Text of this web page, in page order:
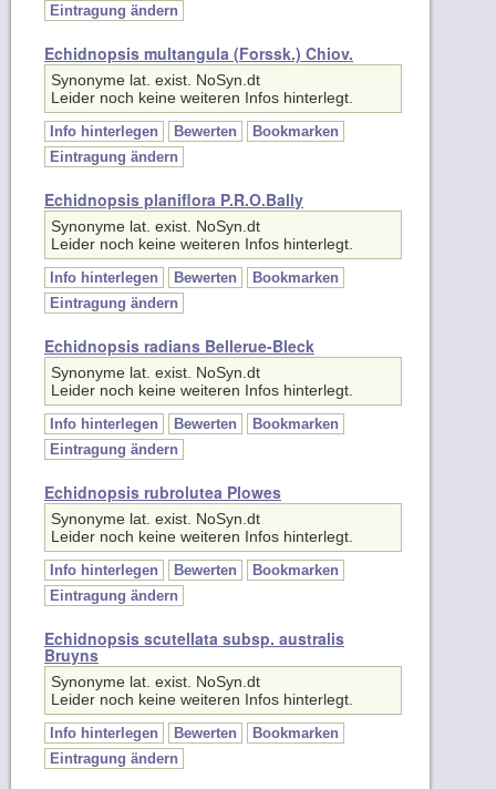
Synonyme lat. exist. NoSyn.dt
Leider noch keine weiteren Infos hinterlegt.
Info hinterlegen Bewerten
Bookmarken
Eintragung ändern
Synonyme lat. exist. NoSyn.dt
Leider noch keine weiteren Infos hinterlegt.
Info hinterlegen Bewerten
Bookmarken
Eintragung ändern
Synonyme lat. exist. NoSyn.dt
Leider noch keine weiteren Infos hinterlegt.
Info hinterlegen Bewerten
Bookmarken
Eintragung ändern
Synonyme lat. exist. NoSyn.dt
Leider noch keine weiteren Infos hinterlegt.
Info hinterlegen Bewerten
Bookmarken
Eintragung ändern
Bruyns
Synonyme lat. exist. NoSyn.dt
Leider noch keine weiteren Infos hinterlegt.
Info hinterlegen Bewerten
Bookmarken
Eintragung ändern